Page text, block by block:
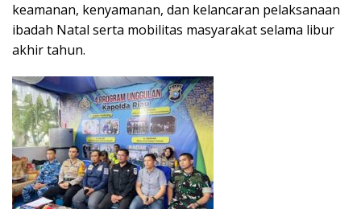
keamanan, kenyamanan, dan kelancaran pelaksanaan
ibadah Natal serta mobilitas masyarakat selama libur
akhir tahun.